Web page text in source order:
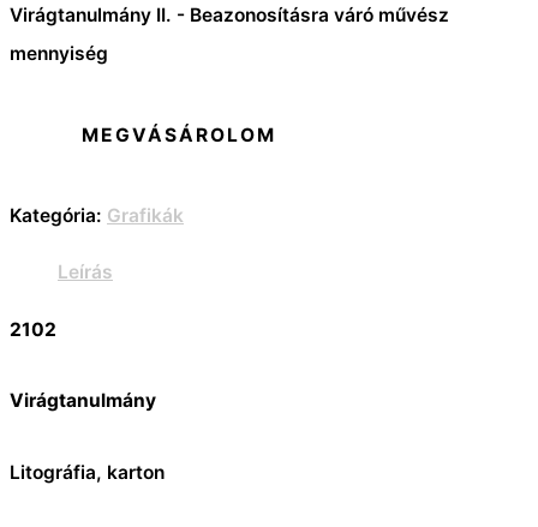
Virágtanulmány II. - Beazonosításra váró művész
mennyiség
MEGVÁSÁROLOM
Kategória: Grafikák
Leírás
2102
Virágtanulmány
Litográfia, karton